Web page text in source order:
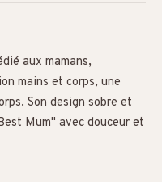
aux mamans,
mains et corps, une
Son design sobre et
Mum" avec douceur et